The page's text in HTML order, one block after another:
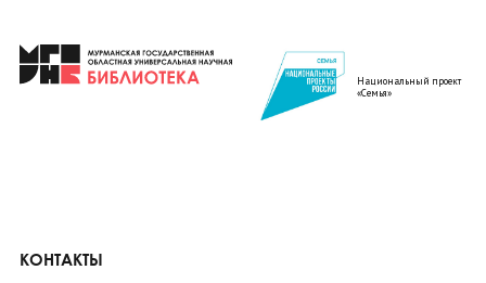
Национальный проект
«Семья»
КОНТАКТЫ